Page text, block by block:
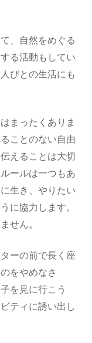
、自然をめぐる
る活動もしてい
びとの生活にも
まったくありま
ことのない自由
えることは大切
ールは一つもあ
生き、やりたい
に協力します。
せん。
ーの前で長く座
をやめなさ
を見に行こう
ティに誘い出し